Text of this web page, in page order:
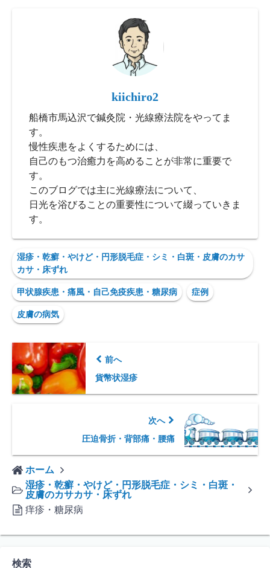
kiichiro2
船橋市馬込沢で鍼灸院・光線療法院をやってま
す。
慢性疾患をよくするためには、
自己のもつ治癒力を高めることが非常に重要で
す。
このブログでは主に光線療法について、
日光を浴びることの重要性について綴っていきま
す。
湿疹・乾癬・やけど・円形脱毛症・シミ・白斑・皮膚のカサ
カサ・床ずれ
甲状腺疾患・痛風・自己免疫疾患・糖尿病 症例
皮膚の病気
前へ
貨幣状湿疹
次へ
圧迫骨折・背部痛・腰痛
ホーム
湿疹・乾癬・やけど・円形脱毛症・シミ・白斑・
皮膚のカサカサ・床ずれ
痒疹・糖尿病
検索